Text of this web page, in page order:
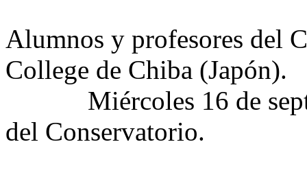
Alumnos y profesores del
College de Chiba (Japón).
Miércoles 16 de
del Conservatorio.